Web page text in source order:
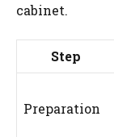
cabinet.
Step
Preparation